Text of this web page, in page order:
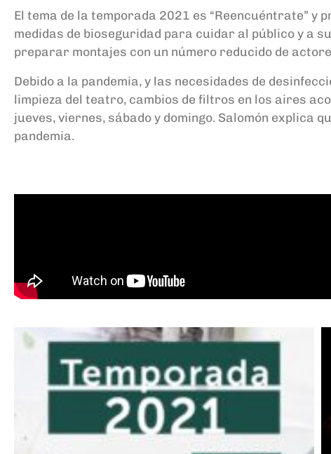
El tema de la temporada 2021 es “Reencuéntrate” y
medidas de bioseguridad para cuidar al público y a
preparar montajes con un número reducido de
Debido a la pandemia, y las necesidades de
limpieza del teatro, cambios de filtros en los aires
jueves, viernes, sábado y domingo. Salomón explica
pandemia.